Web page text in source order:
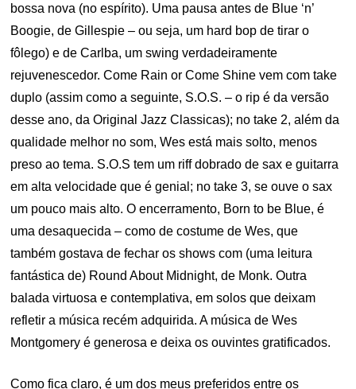
bossa nova (no espírito). Uma pausa antes de Blue ‘n’
Boogie, de Gillespie – ou seja, um hard bop de tirar o
fôlego) e de Carlba, um swing verdadeiramente
rejuvenescedor. Come Rain or Come Shine vem com take
duplo (assim como a seguinte, S.O.S. – o rip é da versão
desse ano, da Original Jazz Classicas); no take 2, além da
qualidade melhor no som, Wes está mais solto, menos
preso ao tema. S.O.S tem um riff dobrado de sax e guitarra
em alta velocidade que é genial; no take 3, se ouve o sax
um pouco mais alto. O encerramento, Born to be Blue, é
uma desaquecida – como de costume de Wes, que
também gostava de fechar os shows com (uma leitura
fantástica de) Round About Midnight, de Monk. Outra
balada virtuosa e contemplativa, em solos que deixam
refletir a música recém adquirida. A música de Wes
Montgomery é generosa e deixa os ouvintes gratificados.
Como fica claro, é um dos meus preferidos entre os